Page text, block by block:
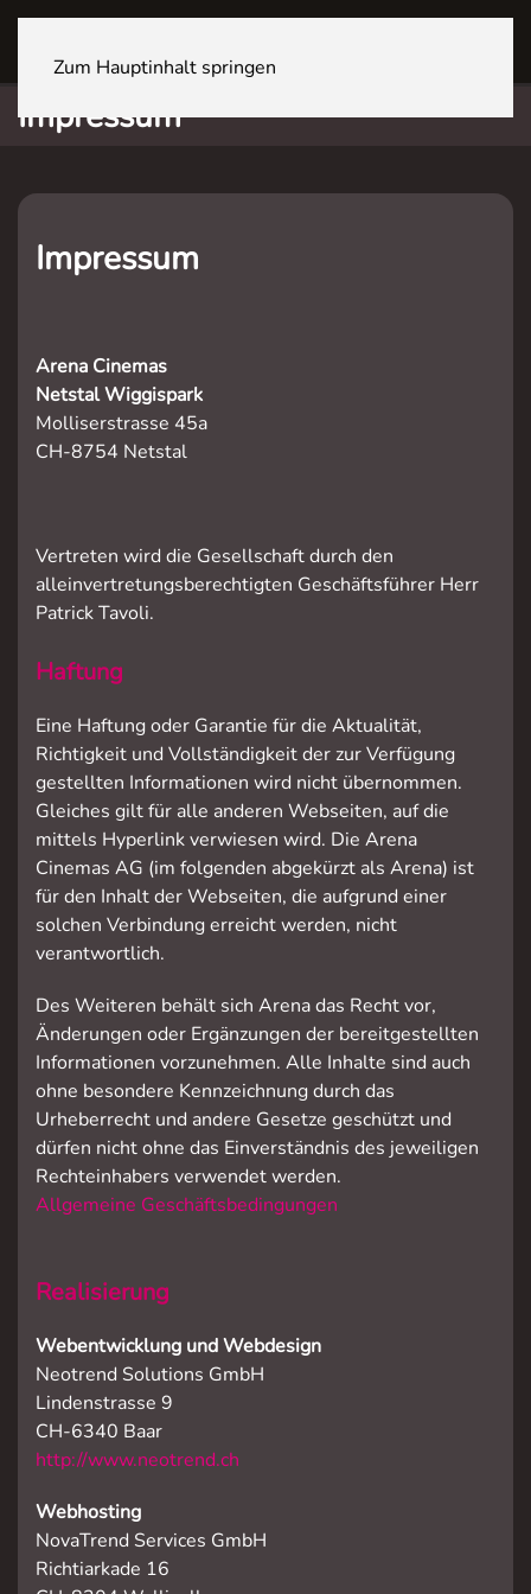
Zum Hauptinhalt springen
Impressum
Impressum
Arena Cinemas
Netstal Wiggispark
Molliserstrasse 45a
CH-8754 Netstal
Vertreten wird die Gesellschaft durch den
alleinvertretungsberechtigten Geschäftsführer Herr
Patrick Tavoli.
Haftung
Eine Haftung oder Garantie für die Aktualität,
Richtigkeit und Vollständigkeit der zur Verfügung
gestellten Informationen wird nicht übernommen.
Gleiches gilt für alle anderen Webseiten, auf die
mittels Hyperlink verwiesen wird. Die Arena
Cinemas AG (im folgenden abgekürzt als Arena) ist
für den Inhalt der Webseiten, die aufgrund einer
solchen Verbindung erreicht werden, nicht
verantwortlich.
Des Weiteren behält sich Arena das Recht vor,
Änderungen oder Ergänzungen der bereitgestellten
Informationen vorzunehmen. Alle Inhalte sind auch
ohne besondere Kennzeichnung durch das
Urheberrecht und andere Gesetze geschützt und
dürfen nicht ohne das Einverständnis des jeweiligen
Rechteinhabers verwendet werden.
Allgemeine Geschäftsbedingungen
Realisierung
Webentwicklung und Webdesign
Neotrend Solutions GmbH
Lindenstrasse 9
CH-6340 Baar
http://www.neotrend.ch
Webhosting
NovaTrend Services GmbH
Richtiarkade 16